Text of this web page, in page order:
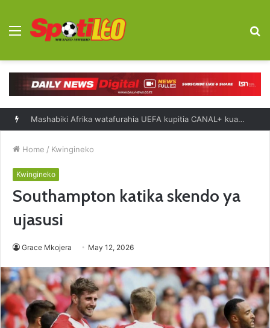
Menu
Mashabiki Afrika watafurahia UEFA kupitia CANAL+ kuanzia 2027-2031
Home / Kwingineko
Kwingineko
Southampton katika skendo ya
ujasusi
Grace Mkojera May 12, 2026